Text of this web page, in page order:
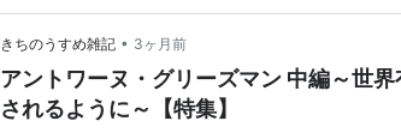
きちのうすめ雑記 • 3ヶ月前
アントワーヌ・グリーズマン 中編～世
されるように～【特集】